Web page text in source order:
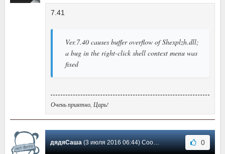
7.41
Ver.7.40 causes buffer overflow of Shexplzh.dll;
a bug in the right-click shell context menu was
fixed
Очень приятно, Царь!
дядяСаша(3 июля 2016 06:44) Сообщение #38 0